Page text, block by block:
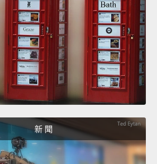
新 聞